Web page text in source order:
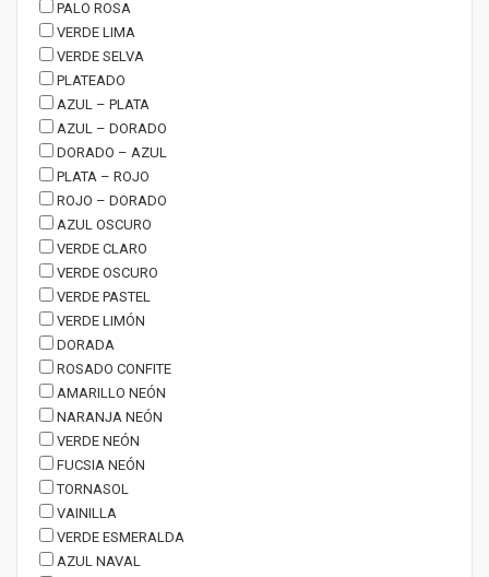
PALO ROSA
VERDE LIMA
VERDE SELVA
PLATEADO
AZUL – PLATA
AZUL – DORADO
DORADO – AZUL
PLATA – ROJO
ROJO – DORADO
AZUL OSCURO
VERDE CLARO
VERDE OSCURO
VERDE PASTEL
VERDE LIMÓN
DORADA
ROSADO CONFITE
AMARILLO NEÓN
NARANJA NEÓN
VERDE NEÓN
FUCSIA NEÓN
TORNASOL
VAINILLA
VERDE ESMERALDA
AZUL NAVAL